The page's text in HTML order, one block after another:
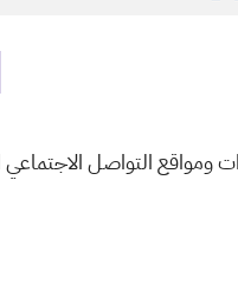
ومواقع التواصل